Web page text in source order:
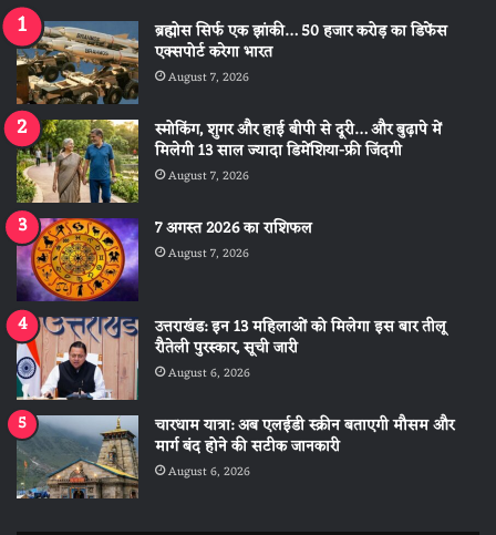
ब्रह्मोस सिर्फ एक झांकी… 50 हजार करोड़ का डिफेंस
एक्सपोर्ट करेगा भारत
August 7, 2026
स्मोकिंग, शुगर और हाई बीपी से दूरी… और बुढ़ापे में
मिलेगी 13 साल ज्यादा डिमेंशिया-फ्री जिंदगी
August 7, 2026
7 अगस्त 2026 का राशिफल
August 7, 2026
उत्तराखंड: इन 13 महिलाओं को मिलेगा इस बार तीलू
रौतेली पुरस्कार, सूची जारी
August 6, 2026
चारधाम यात्रा: अब एलईडी स्क्रीन बताएगी मौसम और
मार्ग बंद होने की सटीक जानकारी
August 6, 2026